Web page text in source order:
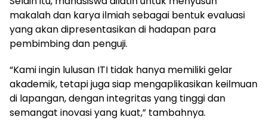
makalah dan karya ilmiah sebagai bentuk evaluasi
yang akan dipresentasikan di hadapan para
pembimbing dan penguji.
“Kami ingin lulusan ITI tidak hanya memiliki gelar
akademik, tetapi juga siap mengaplikasikan keilmuan
di lapangan, dengan integritas yang tinggi dan
semangat inovasi yang kuat,” tambahnya.